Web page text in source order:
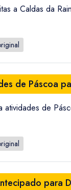
a Caldas da
de Páscoa
atividades de
para